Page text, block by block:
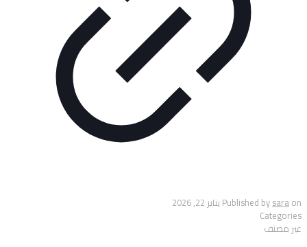
Published bysaraon يناير 22, 2026
Categories
غير مصنف